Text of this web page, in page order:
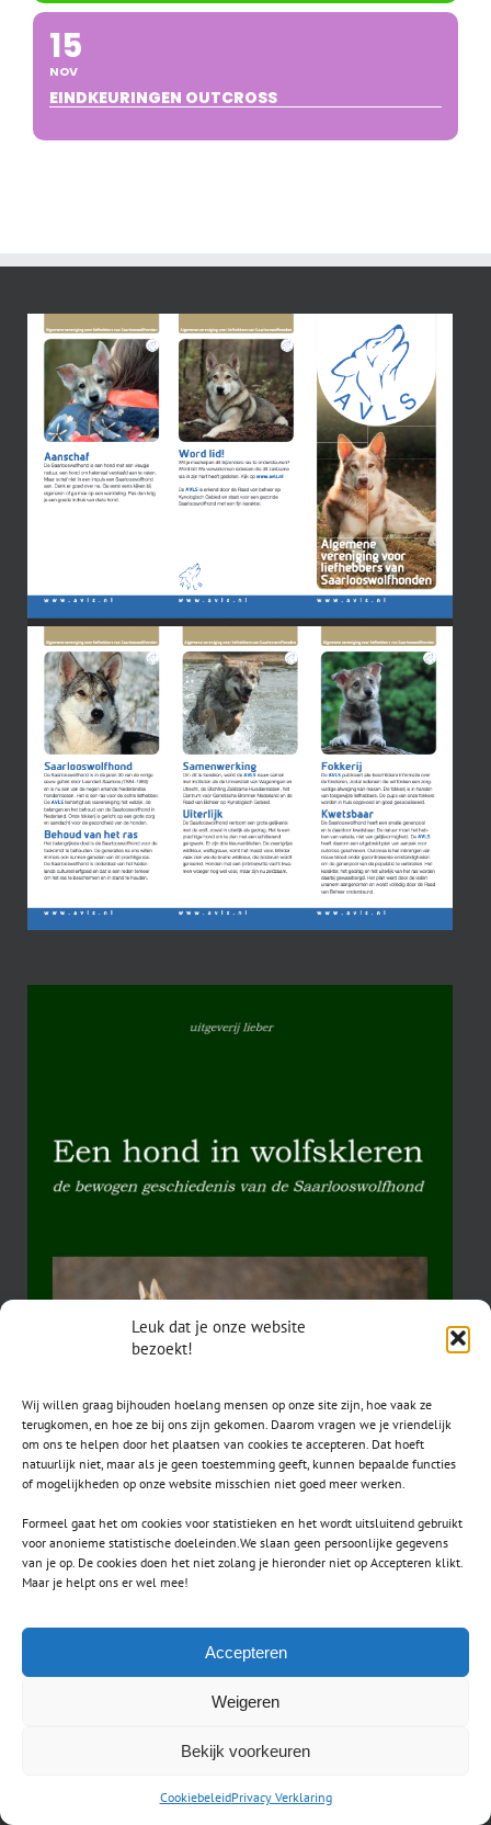
Leuk dat je onze website
bezoekt!
Wij willen graag bijhouden hoelang mensen op onze site zijn, hoe vaak ze
terugkomen, en hoe ze bij ons zijn gekomen. Daarom vragen we je vriendelijk
om ons te helpen door het plaatsen van cookies te accepteren. Dat hoeft
natuurlijk niet, maar als je geen toestemming geeft, kunnen bepaalde functies
of mogelijkheden op onze website misschien niet goed meer werken.
Formeel gaat het om cookies voor statistieken en het wordt uitsluitend gebruikt
voor anonieme statistische doeleinden.We slaan geen persoonlijke gegevens
van je op. De cookies doen het niet zolang je hieronder niet op Accepteren klikt.
Maar je helpt ons er wel mee!
Accepteren
Weigeren
Bekijk voorkeuren
CookiebeleidPrivacy Verklaring
15
NOV
EINDKEURINGEN OUTCROSS
secretaris.avls@gmail.com